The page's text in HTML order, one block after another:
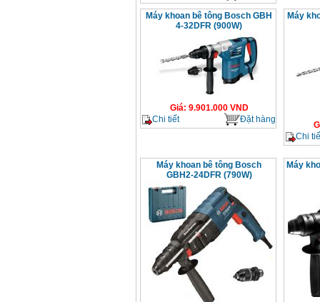
Máy khoan bê tông Bosch GBH
4-32DFR (900W)
Giá: 9.901.000VND
Chi tiết
Đặt hàng
Máy
Chi
Máy khoan bê tông Bosch
GBH2-24DFR (790W)
Máy